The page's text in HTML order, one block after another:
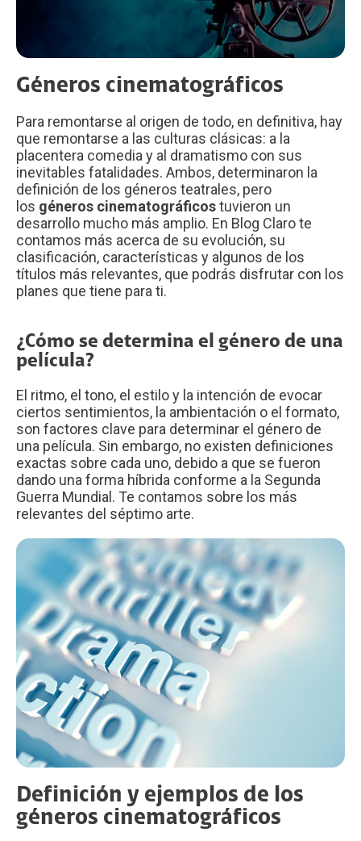
Géneros cinematográficos
Para remontarse al origen de todo, en definitiva, hay
que remontarse a las culturas clásicas: a la
placentera comedia y al dramatismo con sus
inevitables fatalidades. Ambos, determinaron la
definición de los géneros teatrales, pero
los géneros cinematográficostuvieron un
desarrollo mucho más amplio. En Blog Claro te
contamos más acerca de su evolución, su
clasificación, características y algunos de los
títulos más relevantes, que podrás disfrutar con los
planes que tiene para ti.
¿Cómo se determina el género de una
película?
El ritmo, el tono, el estilo y la intención de evocar
ciertos sentimientos, la ambientación o el formato,
son factores clave para determinar el género de
una película. Sin embargo, no existen definiciones
exactas sobre cada uno, debido a que se fueron
dando una forma híbrida conforme a la Segunda
Guerra Mundial. Te contamos sobre los más
relevantes del séptimo arte.
Definición y ejemplos de los
géneros cinematográficos